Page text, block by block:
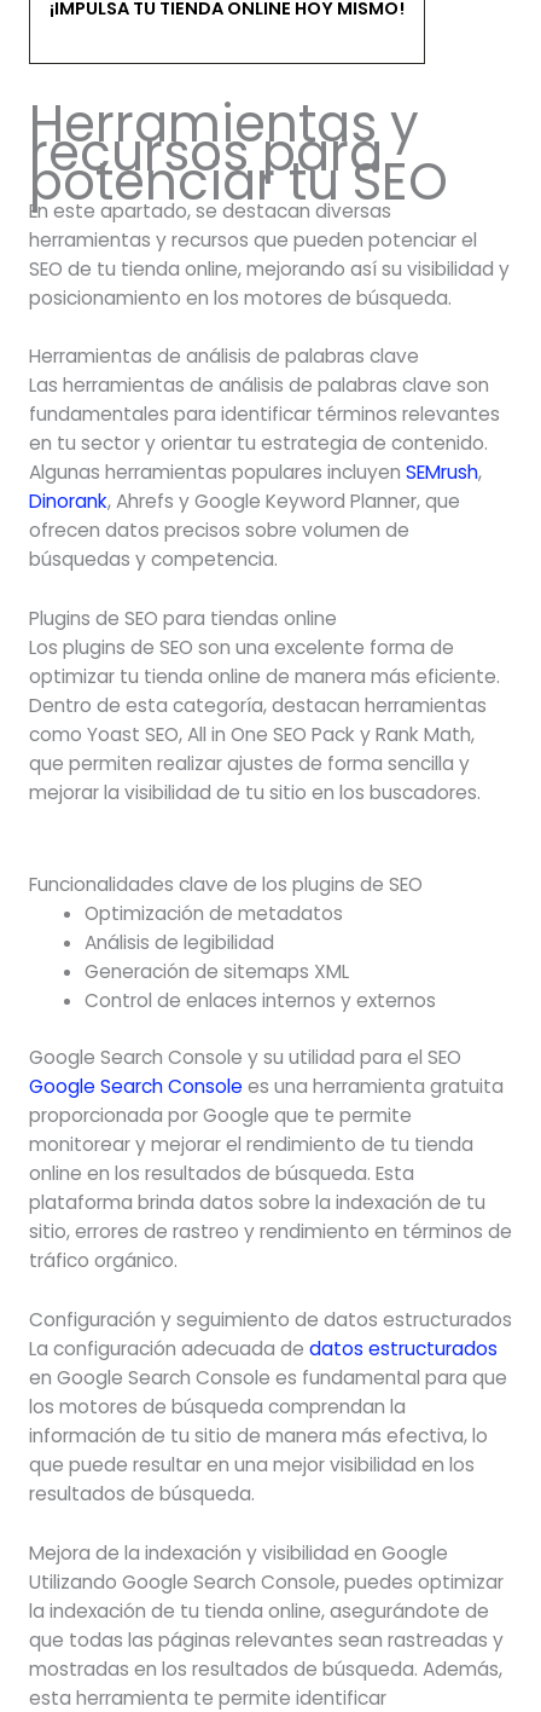
¡IMPULSA TU TIENDA ONLINE HOY MISMO!
Herramientas y
recursos para
potenciar tu SEO
En este apartado, se destacan diversas
herramientas y recursos que pueden potenciar el
SEO de tu tienda online, mejorando así su visibilidad y
posicionamiento en los motores de búsqueda.
Herramientas de análisis de palabras clave
Las herramientas de análisis de palabras clave son
fundamentales para identificar términos relevantes
en tu sector y orientar tu estrategia de contenido.
Algunas herramientas populares incluyen SEMrush,
Dinorank, Ahrefs y Google Keyword Planner, que
ofrecen datos precisos sobre volumen de
búsquedas y competencia.
Plugins de SEO para tiendas online
Los plugins de SEO son una excelente forma de
optimizar tu tienda online de manera más eficiente.
Dentro de esta categoría, destacan herramientas
como Yoast SEO, All in One SEO Pack y Rank Math,
que permiten realizar ajustes de forma sencilla y
mejorar la visibilidad de tu sitio en los buscadores.
Funcionalidades clave de los plugins de SEO
Optimización de metadatos
Análisis de legibilidad
Generación de sitemaps XML
Control de enlaces internos y externos
Google Search Console y su utilidad para el SEO
Google Search Consolees una herramienta gratuita
proporcionada por Google que te permite
monitorear y mejorar el rendimiento de tu tienda
online en los resultados de búsqueda. Esta
plataforma brinda datos sobre la indexación de tu
sitio, errores de rastreo y rendimiento en términos de
tráfico orgánico.
Configuración y seguimiento de datos estructurados
La configuración adecuada de datos estructurados
en Google Search Console es fundamental para que
los motores de búsqueda comprendan la
información de tu sitio de manera más efectiva, lo
que puede resultar en una mejor visibilidad en los
resultados de búsqueda.
Mejora de la indexación y visibilidad en Google
Utilizando Google Search Console, puedes optimizar
la indexación de tu tienda online, asegurándote de
que todas las páginas relevantes sean rastreadas y
mostradas en los resultados de búsqueda. Además,
esta herramienta te permite identificar